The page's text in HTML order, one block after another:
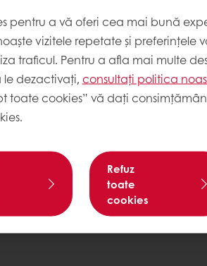
Ai
pentru a vă oferi cea mai bună
vizitele repetate și preferințele
traficul. Pentru a afla mai multe
le dezactivați, consultați politica
toate cookies” vă dați
Refuz
toate
cookies